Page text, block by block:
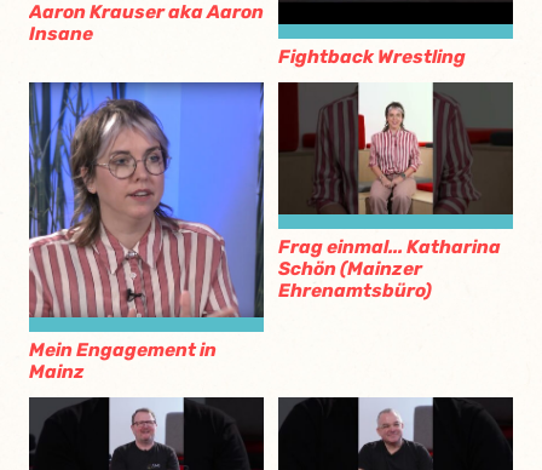
Aaron Krauser aka Aaron
Insane
Fightback Wrestling
Mein Engagement in
Mainz
Frag einmal... Katharina
Schön (Mainzer
Ehrenamtsbüro)